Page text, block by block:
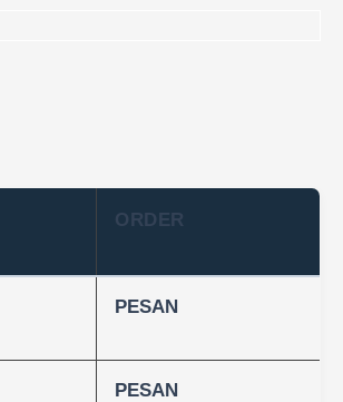
ORDER
PESAN
PESAN